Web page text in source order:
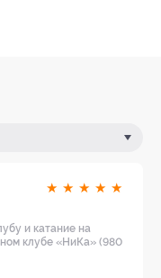
★ ★ ★ ★ ★
и катание на
клубе «НиКа» (980